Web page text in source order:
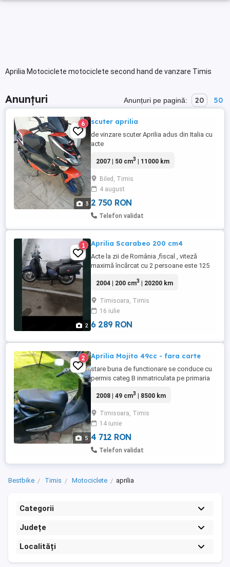
Aprilia Motociclete motociclete second hand de vanzare Timis
Anunțuri Anunțuri pe pagină: 20 50
3
6 scuter aprilia
de vinzare scuter Aprilia adus din Italia cu
acte
2007 | 50 cm3 | 11000 km
Biled, Timis
4 august
2 750 RON
Telefon validat
2
1 Aprilia Scarabeo 200 cm4
Acte la zii de România ,fiscal , viteză
maximă încărcat cu 2 persoane este 125
4 timpi cu carburator , 4 supape , 20 cai
urcare zilnic . Se poate proba Doar cu
permisul și banii în mână sau în spate că ...
2004 | 200 cm3 | 20200 km
Timisoara, Timis
16 iulie
6 289 RON
5
2 Aprilia Mojito 49cc - fara carte
stare buna de functionare se conduce cu
permis categ B inmatriculata pe primaria
si ITP pret usor negociabil
2008 | 49 cm3 | 8500 km
Timisoara, Timis
14 iunie
4 712 RON
Telefon validat
Bestbike Timis Motociclete aprilia
Categorii
Județe
Localități